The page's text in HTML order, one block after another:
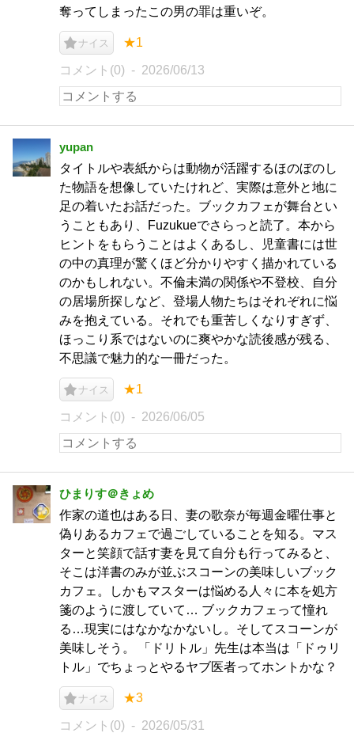
奪ってしまったこの男の罪は重いぞ。
ナイス ★1
コメント(0) 2026/06/13
yupan
タイトルや表紙からは動物が活躍するほのぼのし
た物語を想像していたけれど、実際は意外と地に
足の着いたお話だった。ブックカフェが舞台とい
うこともあり、Fuzukueでさらっと読了。本から
ヒントをもらうことはよくあるし、児童書には世
の中の真理が驚くほど分かりやすく描かれている
のかもしれない。不倫未満の関係や不登校、自分
の居場所探しなど、登場人物たちはそれぞれに悩
みを抱えている。それでも重苦しくなりすぎず、
ほっこり系ではないのに爽やかな読後感が残る、
不思議で魅力的な一冊だった。
ナイス ★1
コメント(0) 2026/06/05
ひまりす＠きょめ
作家の道也はある日、妻の歌奈が毎週金曜仕事と
偽りあるカフェで過ごしていることを知る。マス
ターと笑顔で話す妻を見て自分も行ってみると、
そこは洋書のみが並ぶスコーンの美味しいブック
カフェ。しかもマスターは悩める人々に本を処方
箋のように渡していて… ブックカフェって憧れ
る…現実にはなかなかないし。そしてスコーンが
美味しそう。 「ドリトル」先生は本当は「ドゥリ
トル」でちょっとやるヤブ医者ってホントかな？
ナイス ★3
コメント(0) 2026/05/31